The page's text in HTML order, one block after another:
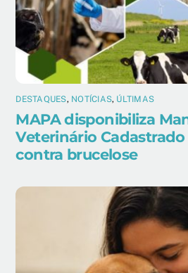
DESTAQUES, NOTÍCIAS, ÚLTIMAS
MAPA disponibiliza
Veterinário
contra brucelose